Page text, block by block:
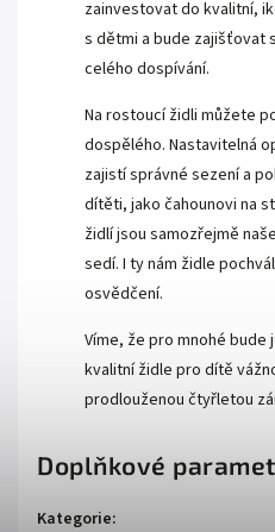
zainvestovat do kvalitní,
s dětmi a bude zajišťovat
celého dospívání.
Na rostoucí židli můžete
dospělého. Nastavitelná
zajistí správné sezení a
dítěti, jako čahounovi na
židlí jsou samozřejmě
sedí. I ty nám židle
osvědčení.
Víme, že pro mnohé
kvalitní židle pro dítě
prodlouženou čtyřletou
Doplňkové
Kategorie: